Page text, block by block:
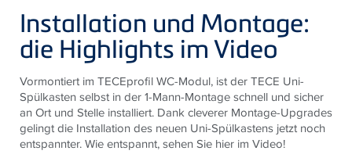
Installation und Montage:
die Highlights im Video
Vormontiert im TECEprofil WC-Modul, ist der TECE Uni-
Spülkasten selbst in der 1-Mann-Montage schnell und sicher
an Ort und Stelle installiert. Dank cleverer Montage-Upgrades
gelingt die Installation des neuen Uni-Spülkastens jetzt noch
entspannter. Wie entspannt, sehen Sie hier im Video!